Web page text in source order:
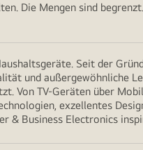
Die Mengen sind
Seit der
und außergewöhnliche
Von TV-Geräten über
exzellentes
& Business Electronics